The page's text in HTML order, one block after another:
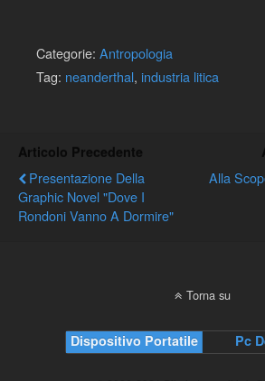
Categorie: Antropologia
Tag: neanderthal, industria litica
Articolo Precedente
Presentazione Della
Graphic Novel "Dove I
Rondoni Vanno A Dormire"
Alla
Torna su
Dispositivo Portatile Pc